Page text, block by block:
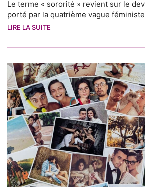
Le terme « sororité » revient sur le
porté par la quatrième vague
LIRE LA SUITE